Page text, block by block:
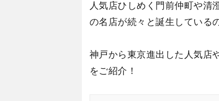
人気店ひしめく門前仲町や清
の名店が続々と誕生している
神戸から東京進出した人気店
をご紹介！